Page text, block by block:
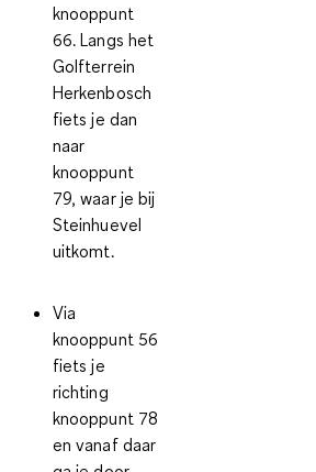
knooppunt
66. Langs het
Golfterrein
Herkenbosch
fiets je dan
naar
knooppunt
79, waar je bij
Steinhuevel
uitkomt.
Via
knooppunt 56
fiets je
richting
knooppunt 78
en vanaf daar